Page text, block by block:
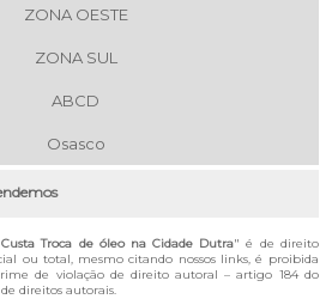
ZONA OESTE
ZONA SUL
ABCD
Osasco
Troca de óleo na Cidade Dutra" é de direito
ou total, mesmo citando nossos links, é proibida
de violação de direito autoral – artigo 184 do
direitos autorais.